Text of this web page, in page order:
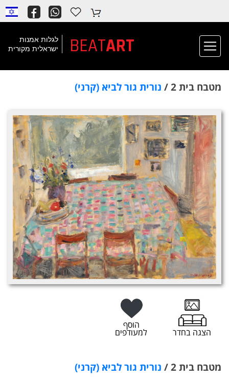
לגלות אמנות
ישראלית מקורית
ART
BEAT
מטבח בית 2 / נורית גור לביא (קרני)
הצגה בחדר
הוסף
למעודפים
מטבח בית 2 / נורית גור לביא (קרני)